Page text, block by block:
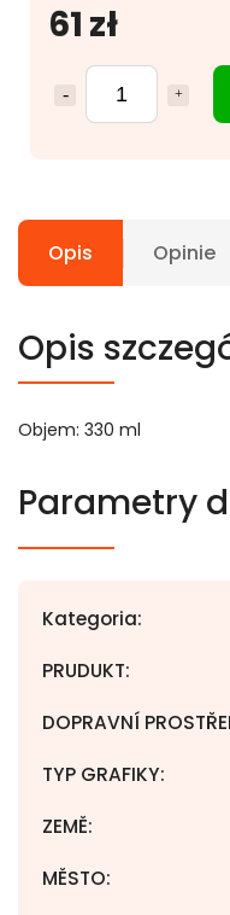
61 zł
Opis Opinie
Opis
Objem: 330 ml
Parametry
Kategoria:
PRUDUKT:
DOPRAVNÍ
TYP GRAFIKY:
ZEMĚ:
MĚSTO: